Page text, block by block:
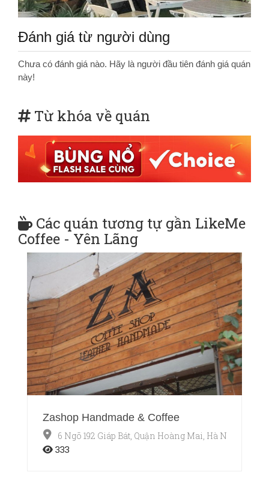
Đánh giá từ người dùng
Chưa có đánh giá nào. Hãy là người đầu tiên đánh giá quán
này!
Từ khóa về quán
Các quán tương tự gần LikeMe
Coffee - Yên Lãng
Zashop Handmade & Coffee
6 Ngõ 192 Giáp Bát, Quận Hoàng Mai, Hà Nội
333